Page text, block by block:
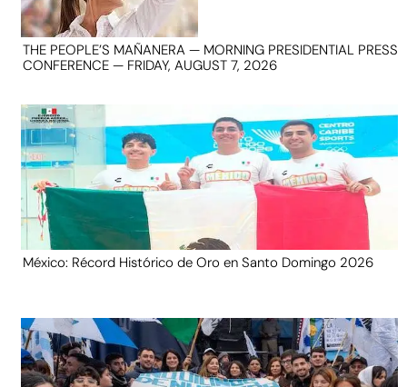
THE PEOPLE’S MAÑANERA — MORNING PRESIDENTIAL PRESS
CONFERENCE — FRIDAY, AUGUST 7, 2026
México: Récord Histórico de Oro en Santo Domingo 2026